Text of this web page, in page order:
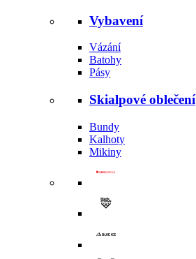
Vybavení
Vázání
Batohy
Pásy
Skialpové oblečení
Bundy
Kalhoty
Mikiny